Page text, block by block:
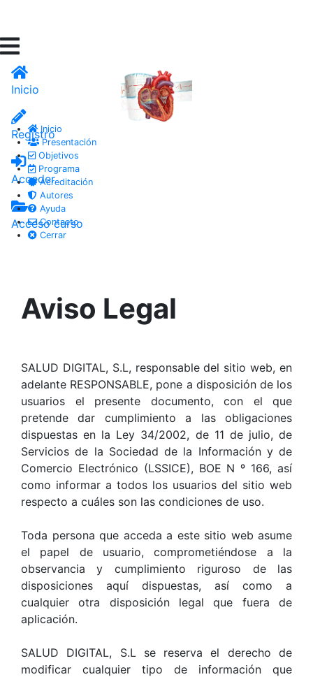
Inicio
Registro
Acceder
Acceso curso
Inicio
Presentación
Objetivos
Programa
Acreditación
Autores
Ayuda
Contacto
Cerrar
Aviso Legal
SALUD DIGITAL, S.L, responsable del sitio web, en
adelante RESPONSABLE, pone a disposición de los
usuarios el presente documento, con el que
pretende dar cumplimiento a las obligaciones
dispuestas en la Ley 34/2002, de 11 de julio, de
Servicios de la Sociedad de la Información y de
Comercio Electrónico (LSSICE), BOE N º 166, así
como informar a todos los usuarios del sitio web
respecto a cuáles son las condiciones de uso.
Toda persona que acceda a este sitio web asume
el papel de usuario, comprometiéndose a la
observancia y cumplimiento riguroso de las
disposiciones aquí dispuestas, así como a
cualquier otra disposición legal que fuera de
aplicación.
SALUD DIGITAL, S.L se reserva el derecho de
modificar cualquier tipo de información que